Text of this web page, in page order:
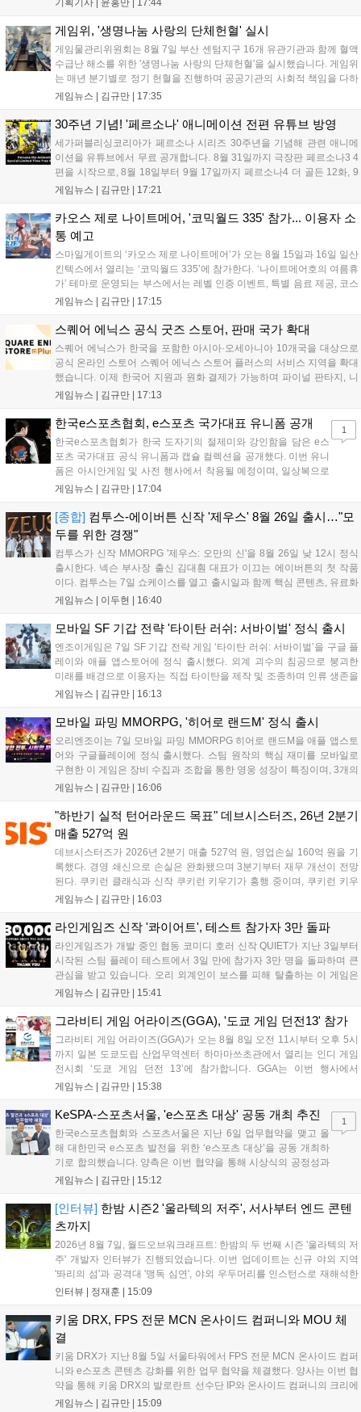
랜드'는 7년 만의 대규모 업데이트 '라스트 라이츠'와 함께 95% 할인 중
입니다....
기획기사 | 윤홍만 | 17:44
게임위, '생명나눔 사랑의 단체헌혈' 실시
게임물관리위원회는 8월 7일 부산 센텀지구 16개 유관기관과 함께 혈액
수급난 해소를 위한 '생명나눔 사랑의 단체헌혈'을 실시했습니다. 게임위
는 매년 분기별로 정기 헌혈을 진행하며 공공기관의 사회적 책임을 다하
고 있으며, 이번 행사에는 영화진흥위원회 등 14개 기관 임직원이 동참
따뜻한 실천에 참여한 모든 임직원에게 감사의 뜻을 전하며 헌혈 문화
확산에 앞장섰습니다....
게임뉴스 | 김규만 | 17:35
30주년 기념! '페르소나' 애니메이션 전편 유튜브 방영
세가퍼블리싱코리아가 페르소나 시리즈 30주년을 기념해 관련 애니메
이션을 유튜브에서 무료 공개합니다. 8월 31일까지 극장판 페르소나3 4
편을 시작으로, 8월 18일부터 9월 17일까지 페르소나4 더 골든 12화, 9
월 15일부터 10월 14일까지 페르소나5 시리즈가 순차 공개됩니다. 또한
영상 및 대형 전광판에 소개될 예정입니다....
게임뉴스 | 김규만 | 17:21
카오스 제로 나이트메어, '코믹월드 335' 참가... 이용자 소
통 예고
스마일게이트의 ‘카오스 제로 나이트메어’가 오는 8월 15일과 16일 일산
킨텍스에서 열리는 ‘코믹월드 335’에 참가한다. ‘나이트메어호의 여름휴
가’ 테마로 운영되는 부스에서는 레벨 인증 이벤트, 특별 음료 제공, 코스
프레 모델 포토존 등 다채로운 행사가 진행된다. 유명 코스어 7인이 캐릭
세한 정보는 공식 커뮤니티에서 확인 가능하다....
게임뉴스 | 김규만 | 17:15
스퀘어 에닉스 공식 굿즈 스토어, 판매 국가 확대
스퀘어 에닉스가 한국을 포함한 아시아·오세아니아 10개국을 대상으로
공식 온라인 스토어 스퀘어 에닉스 스토어 플러스의 서비스 지역을 확대
했습니다. 이제 한국어 지원과 원화 결제가 가능하며 파이널 판타지, 니
어 등 주요 게임의 피규어, 굿즈를 구매할 수 있습니다. 신상품이 순차적
용 가능합니다....
게임뉴스 | 김규만 | 17:13
한국e스포츠협회, e스포츠 국가대표 유니폼 공개
한국e스포츠협회가 한국 도자기의 절제미와 강인함을 담은 e스
포츠 국가대표 공식 유니폼과 캡슐 컬렉션을 공개했다. 이번 유니
폼은 아시안게임 및 사전 행사에서 착용될 예정이며, 일상복으로
구성된 컬렉션은 오는 8월 28일부터 골스튜디오 공식 홈페이지
서는 대회 규정에 따라 별도의 유니폼을 착용할 계획이다....
게임뉴스 | 김규만 | 17:04
1
[종합] 컴투스-에이버튼 신작 '제우스' 8월 26일 출시…"모
두를 위한 경쟁"
컴투스가 신작 MMORPG '제우스: 오만의 신'을 8월 26일 낮 12시 정식
출시한다. 넥슨 부사장 출신 김대훤 대표가 이끄는 에이버튼의 첫 작품
이다. 컴투스는 7일 쇼케이스를 열고 출시일과 함께 핵심 콘텐츠, 유료화
정책, 운영 방향을 공개했다. 캐릭터명 선점은 8월 13일 오후 8시 시작한
게임뉴스 | 이두현 | 16:40
모바일 SF 기갑 전략 '타이탄 러쉬: 서바이벌' 정식 출시
엔조이게임은 7일 SF 기갑 전략 게임 ‘타이탄 러쉬: 서바이벌’을 구글 플
레이와 애플 앱스토어에 정식 출시했다. 외계 괴수의 침공으로 붕괴한
미래를 배경으로 이용자는 직접 타이탄을 제작 및 조종하며 인류 생존을
위한 전투를 펼친다. 지휘관 모집, 피난처 운영, 연맹 협동 콘텐츠가 특징
지원 보상을 제공한다. 상세 내용은 공식 커뮤니티에서 확인 가능하다....
게임뉴스 | 김규만 | 16:13
모바일 파밍 MMORPG, '히어로 랜드M' 정식 출시
오리엔조이는 7일 모바일 파밍 MMORPG 히어로 랜드M을 애플 앱스토
어와 구글플레이에 정식 출시했다. 스팀 원작의 핵심 재미를 모바일로
구현한 이 게임은 장비 수집과 조합을 통한 영웅 성장이 특징이며, 3개의
무기 스킬을 활용한 전략적 전투와 길드전 등 다양한 콘텐츠를 제공한
혜택을 지급하며, 상세 내용은 공식 라운지에서 확인할 수 있다. 이용자
는 게임 접속 및 주요 콘텐츠 플레이를 통해 성장을 지원받을 수 있다....
게임뉴스 | 김규만 | 16:06
"하반기 실적 턴어라운드 목표" 데브시스터즈, 26년 2분기
매출 527억 원
데브시스터즈가 2026년 2분기 매출 527억 원, 영업손실 160억 원을 기
록했다. 경영 쇄신으로 손실은 완화됐으며 3분기부터 재무 개선이 전망
된다. 쿠키런 클래식과 신작 쿠키런 키우기가 흥행 중이며, 쿠키런 키우
기는 13일 첫 업데이트를 시작으로 2주 간격의 콘텐츠를 제공한다. 또한
이다. 회사는 비용 효율화와 신작 흥행을 통해 하반기 실적 턴어라운드
를 이끌 방침이다....
게임뉴스 | 김규만 | 16:03
라인게임즈 신작 '콰이어트', 테스트 참가자 3만 돌파
라인게임즈가 개발 중인 협동 코미디 호러 신작 QUIET가 지난 3일부터
시작된 스팀 플레이 테스트에서 3일 만에 참가자 3만 명을 돌파하며 큰
관심을 받고 있습니다. 오리 외계인이 보스를 피해 탈출하는 이 게임은
최대 4인 협동을 지원하며, 소음 관리와 물리 법칙을 활용한 전략적 플레
을 개선 중이며, 상세 정보는 스팀 페이지에서 확인 가능합니다....
게임뉴스 | 김규만 | 15:41
그라비티 게임 어라이즈(GGA), '도쿄 게임 던전13' 참가
그라비티 게임 어라이즈(GGA)가 오는 8월 8일 오전 11시부터 오후 5시
까지 일본 도쿄도립 산업무역센터 하마마쓰초관에서 열리는 인디 게임
전시회 ‘도쿄 게임 던전 13’에 참가합니다. GGA는 이번 행사에서
‘JALECO ARCADE COLLECTION’ 시리즈의 미공개 작품 12종을 최초
입니다. 시연 참여 관람객에게는 선착순으로 특별 굿즈를 증정하며, 인
디 게임 생태계 활성화와 신규 타이틀 반응 확인을 목표로 합니다....
게임뉴스 | 김규만 | 15:38
KeSPA-스포츠서울, 'e스포츠 대상' 공동 개최 추진
한국e스포츠협회와 스포츠서울은 지난 6일 업무협약을 맺고 올
해 대한민국 e스포츠 발전을 위한 ‘e스포츠 대상’을 공동 개최하
기로 합의했습니다. 양측은 이번 협약을 통해 시상식의 공정성과
전문성을 강화하고 MZ세대를 겨냥한 미디어 영향력을 확대해 e
김영만 회장은 10년 만에 재추진되는 이번 시상식이 e스포츠의
성과와 가치를 널리 알리는 권위 있는 행사가 되도록 노력하겠다
고 밝혔습니다....
게임뉴스 | 김규만 | 15:12
1
[인터뷰] 한밤 시즌2 '울라텍의 저주', 서사부터 엔드 콘텐
츠까지
2026년 8월 7일, 월드오브워크래프트: 한밤의 두 번째 시즌 '울라텍의 저
주' 개발자 인터뷰가 진행되었습니다. 이번 업데이트는 신규 야외 지역
'똬리의 섬'과 공격대 '맹독 심연', 야외 우두머리를 인스턴스로 재해석한
'소굴'을 포함합니다. 개발진은 하우징 시스템 개선 및 신화+ 던전 로테이
를 표했습니다....
인터뷰 | 정재훈 | 15:09
키움 DRX, FPS 전문 MCN 온사이드 컴퍼니와 MOU 체
결
키움 DRX가 지난 8월 5일 서울타워에서 FPS 전문 MCN 온사이드 컴퍼
니와 e스포츠 콘텐츠 강화를 위한 업무 협약을 체결했다. 양사는 이번 협
약을 통해 키움 DRX의 발로란트 선수단 IP와 온사이드 컴퍼니의 크리에
이터 네트워크를 결합하여 정규 및 특별 콘텐츠를 공동 기획한다. 또한
게임뉴스 | 김규만 | 15:09